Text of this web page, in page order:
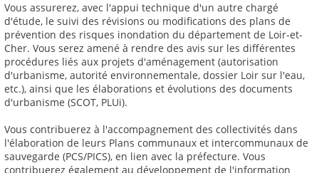
Vous assurerez, avec l'appui technique d'un autre chargé
d'étude, le suivi des révisions ou modifications des plans de
prévention des risques inondation du département de Loir-et-
Cher. Vous serez amené à rendre des avis sur les différentes
procédures liés aux projets d'aménagement (autorisation
d'urbanisme, autorité environnementale, dossier Loir sur l'eau,
etc.), ainsi que les élaborations et évolutions des documents
d'urbanisme (SCOT, PLUi).
Vous contribuerez à l'accompagnement des collectivités dans
l'élaboration de leurs Plans communaux et intercommunaux de
sauvegarde (PCS/PICS), en lien avec la préfecture. Vous
contribuerez également au développement de l'information